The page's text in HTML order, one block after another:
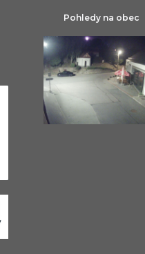
Pohledy na obec